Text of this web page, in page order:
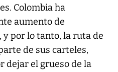
Colombia ha
aumento de
y por lo tanto, la ruta de
de sus carteles,
dejar el grueso de la